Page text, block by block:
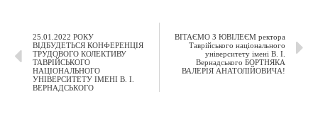
25.01.2022 РОКУ
ВІДБУДЕТЬСЯ КОНФЕРЕНЦІЯ
ТРУДОВОГО КОЛЕКТИВУ
ТАВРІЙСЬКОГО
НАЦІОНАЛЬНОГО
УНІВЕРСИТЕТУ ІМЕНІ В. І.
ВЕРНАДСЬКОГО
ВІТАЄМО З ЮВІЛЕЄМ ректора
Таврійського національного
університету імені В. І.
Вернадського БОРТНЯКА
ВАЛЕРІЯ АНАТОЛІЙОВИЧА!